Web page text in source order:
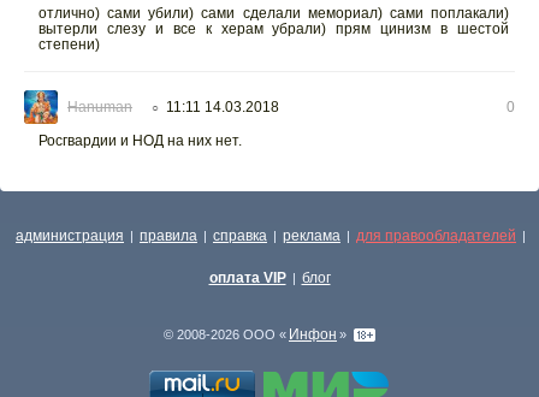
отлично) сами убили) сами сделали мемориал) сами поплакали)
вытерли слезу и все к херам убрали) прям цинизм в шестой
степени)
Hanuman ○ 11:11 14.03.2018
0
Росгвардии и НОД на них нет.
администрация | правила | справка | реклама | для правообладателей |
оплата VIP | блог
© 2008-2026 ООО « Инфон »